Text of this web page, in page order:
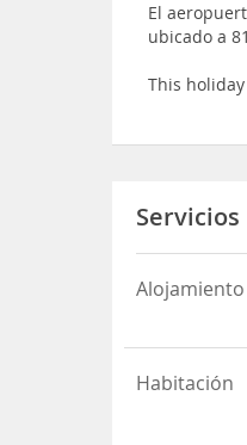
El
ubicado a
This
Servicios
Alojamiento
Habitación